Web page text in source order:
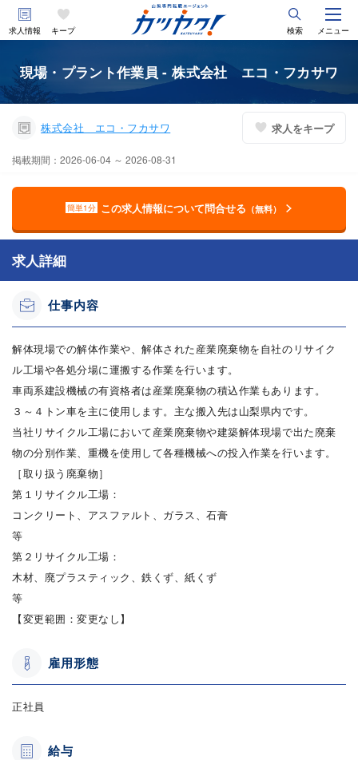
求人情報 キープ 検索 メニュー
現場・プラント作業員 - 株式会社 エコ・フカサワ
株式会社 エコ・フカサワ 求人をキープ
掲載期間：2026-06-04 ～ 2026-08-31
簡単1分 この求人情報について問合せる （無料）
求人詳細
仕事内容
解体現場での解体作業や、解体された産業廃棄物を自社のリサイク
ル工場や各処分場に運搬する作業を行います。
車両系建設機械の有資格者は産業廃棄物の積込作業もあります。
３～４トン車を主に使用します。主な搬入先は山梨県内です。
当社リサイクル工場において産業廃棄物や建築解体現場で出た廃棄
物の分別作業、重機を使用して各種機械への投入作業を行います。
［取り扱う廃棄物］
第１リサイクル工場：
コンクリート、アスファルト、ガラス、石膏
等
第２リサイクル工場：
木材、廃プラスティック、鉄くず、紙くず
等
【変更範囲：変更なし】
雇用形態
正社員
給与